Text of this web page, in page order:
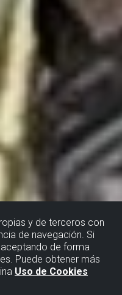
y de terceros con
de navegación. Si
de forma
Puede obtener más
Uso de Cookies
FLYSCH